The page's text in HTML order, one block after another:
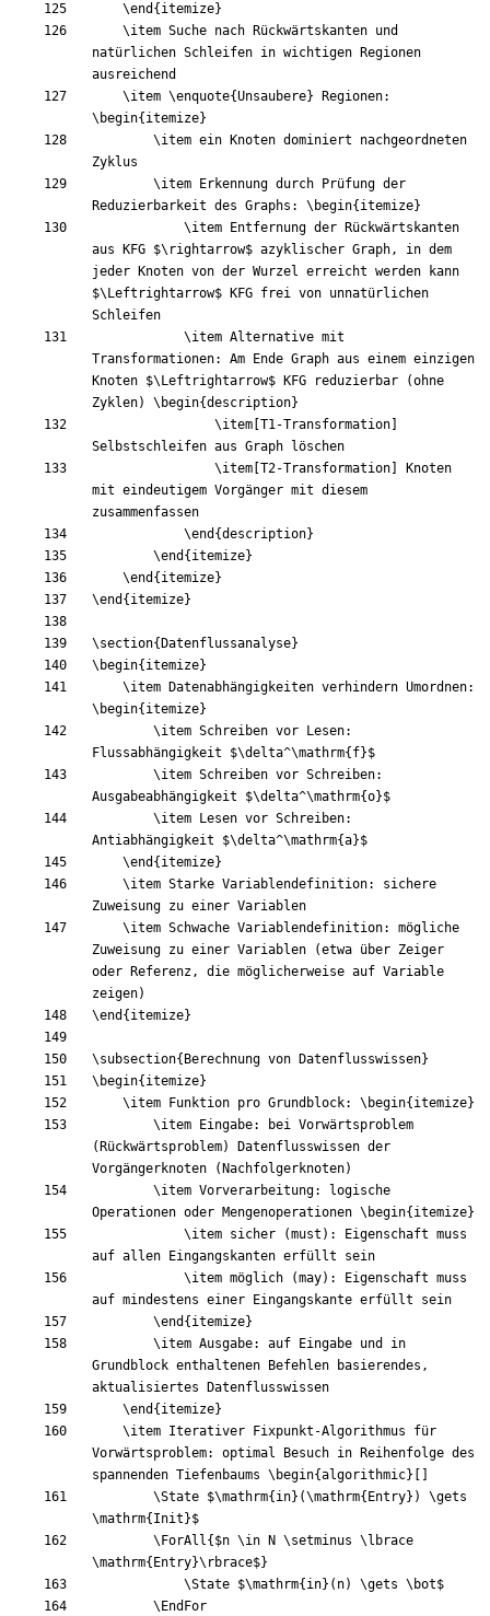
\end { itemize}
\item Suche nach Rückwärtskanten und
natürlichen Schleifen in wichtigen Regionen
\item \enquote{Unsaubere}
\begin{ itemize}
\item ein Knoten dominiert nachgeordneten
\item Erkennung durch Prüfung der
Reduzierbarkeit des Graphs: \begin{ itemize}
\item Entfernung der Rückwärtskanten
aus KFG $\rightarrow$ azyklischer Graph, in dem
$\Leftrightarrow$ KFG frei von unnatürlichen
\item Alternative mit
Transformationen: Am Ende Graph aus einem einzigen
Knoten $\Leftrightarrow$ KFG reduzierbar (ohne
Zyklen) \begin{description}
\item [T1-Transformation]
\item [T2-Transformation]
Knoten
mit eindeutigem Vorgänger mit diesem
\end {description}
\end { itemize}
\end { itemize}
\end { itemize}
\section{ Datenflussanalyse}
\begin{ itemize}
\item
\begin{ itemize}
\item Schreiben vor Lesen:
Flussabhängigkeit $\delta^\mathrm{ f}$
\item Schreiben vor Schreiben:
Ausgabeabhängigkeit $\delta^\mathrm{o}$
\item Lesen vor Schreiben:
Antiabhängigkeit $\delta^\mathrm{a}$
\end { itemize}
\item Starke Variablendefinition: sichere
\item Schwache Variablendefinition: mögliche
Zuweisung zu einer Variablen (etwa über Zeiger
oder Referenz, die möglicherweise auf Variable
\end { itemize}
\subsection{ Berechnung von Datenflusswissen}
\begin{ itemize}
\item Funktion pro Grundblock: \begin{ itemize}
\item Eingabe: bei Vorwärtsproblem
(Rückwärtsproblem) Datenflusswissen der
\item Vorverarbeitung: logische
Operationen oder Mengenoperationen \begin{ itemize}
\item sicher (must): Eigenschaft muss
\item möglich (may): Eigenschaft muss
\end { itemize}
\item Ausgabe: auf Eingabe und in
Grundblock enthaltenen Befehlen basierendes,
\end { itemize}
\item Iterativer Fixpunkt-Algorithmus für
Vorwärtsproblem: optimal Besuch in Reihenfolge des
spannenden Tiefenbaums \begin{algorithmic}
\State $\mathrm{ in} (\mathrm{ Entry} )
\gets
\mathrm{ Init }$
\ForAll{ $n \in N \setminus \lbrace
\mathrm{ Entry}\rbrace$}
\State $\mathrm{ in} ( n) \gets \bot$
\EndFor